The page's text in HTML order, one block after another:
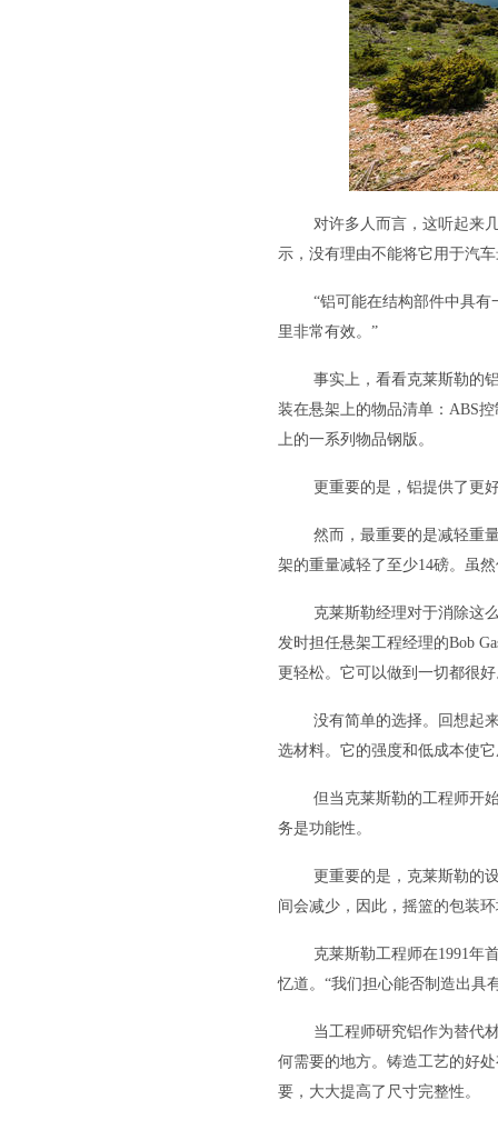
对许多人而言，这听起来
示，没有理由不能将它用于汽
“铝可能在结构部件中具有
里非常有效。”
事实上，看看克莱斯勒的
装在悬架上的物品清单：ABS
上的一系列物品钢版。
更重要的是，铝提供了更
然而，最重要的是减轻重
架的重量减轻了至少14磅。虽
克莱斯勒经理对于消除这
发时担任悬架工程经理的Bob
更轻松。它可以做到一切都很好
没有简单的选择。回想起
选材料。它的强度和低成本使
但当克莱斯勒的工程师开
务是功能性。
更重要的是，克莱斯勒的
间会减少，因此，摇篮的包装
克莱斯勒工程师在1991年
忆道。“我们担心能否制造出具
当工程师研究铝作为替代
何需要的地方。铸造工艺的好
要，大大提高了尺寸完整性。